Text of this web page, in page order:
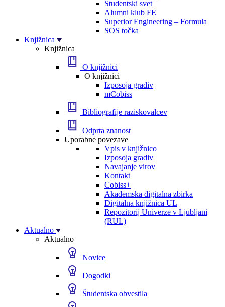
Študentski svet
Alumni klub FE
Superior Engineering – Formula
SOS točka
Knjižnica
Knjižnica
O knjižnici
O knjižnici
Izposoja gradiv
mCobiss
Bibliografije raziskovalcev
Odprta znanost
Uporabne povezave
Vpis v knjižnico
Izposoja gradiv
Navajanje virov
Kontakt
Cobiss+
Akademska digitalna zbirka
Digitalna knjižnica UL
Repozitorij Univerze v Ljubljani
(RUL)
Aktualno
Aktualno
Novice
Dogodki
Študentska obvestila